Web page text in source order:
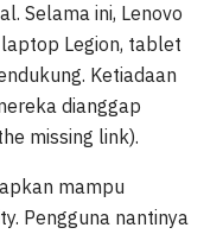
Selama ini, Lenovo
Legion, tablet
Ketiadaan
dianggap
missing link).
mampu
Pengguna nantinya